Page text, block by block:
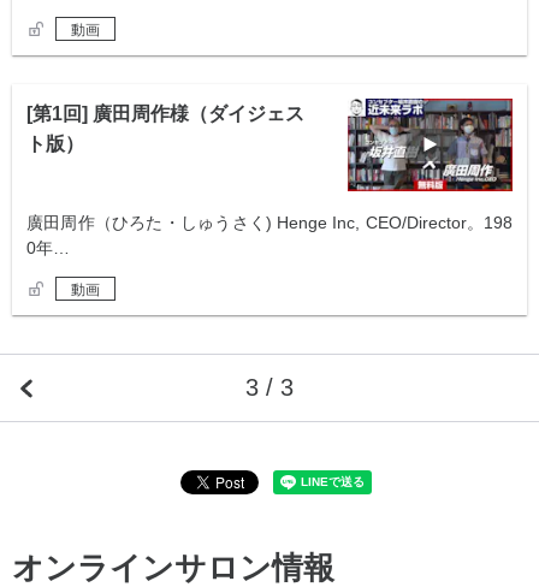
動画
[第1回] 廣田周作様（ダイジェス
ト版）
廣田周作（ひろた・しゅうさく) Henge Inc, CEO/Director。198
0年…
動画
3 / 3
オンラインサロン情報